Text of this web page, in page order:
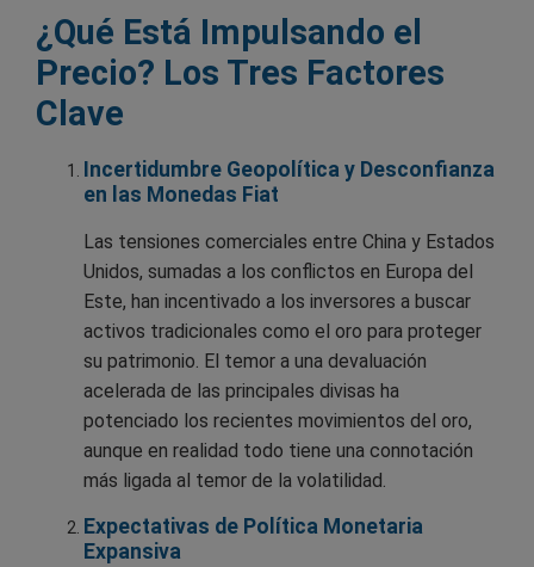
¿Qué Está Impulsando el
Precio? Los Tres Factores
Clave
Incertidumbre Geopolítica y Desconfianza
en las Monedas Fiat
Las tensiones comerciales entre China y Estados
Unidos, sumadas a los conflictos en Europa del
Este, han incentivado a los inversores a buscar
activos tradicionales como el oro para proteger
su patrimonio. El temor a una devaluación
acelerada de las principales divisas ha
potenciado los recientes movimientos del oro,
aunque en realidad todo tiene una connotación
más ligada al temor de la volatilidad.
Expectativas de Política Monetaria
Expansiva